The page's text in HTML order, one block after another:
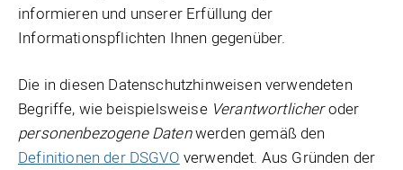
informieren und unserer Erfüllung der
Informationspflichten Ihnen gegenüber.
Die in diesen Datenschutzhinweisen verwendeten
Begriffe, wie beispielsweise Verantwortlicheroder
personenbezogene Datenwerden gemäß den
Definitionen der DSGVO verwendet. Aus Gründen der